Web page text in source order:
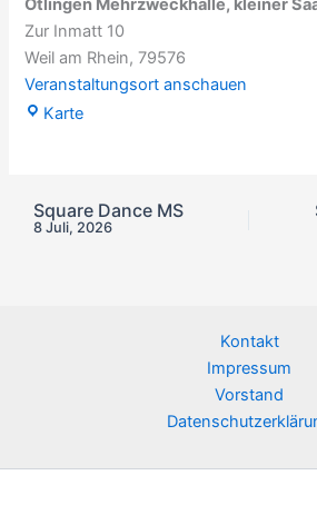
Ötlingen Mehrzweckhalle, kleiner
Zur Inmatt 10
Weil am Rhein, 79576
Veranstaltungsort anschauen
KarteÖtlingen
Square Dance MS
8 Juli, 2026
Kontakt
Impressum
Vorstand